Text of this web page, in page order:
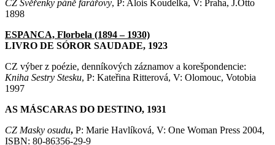
CZ Svěřenky páně farářovy, P: Alois Koudelka, V: Praha, J.Otto
1898
ESPANCA, Florbela (1894 – 1930)
LIVRO DE SÓROR SAUDADE, 1923
CZ výber z poézie, denníkových záznamov a korešpondencie:
Kniha Sestry Stesku, P: Kateřina Ritterová, V: Olomouc, Votobia
1997
AS MÁSCARAS DO DESTINO, 1931
CZ Masky osudu, P: Marie Havlíková, V: One Woman Press 2004,
ISBN: 80-86356-29-9